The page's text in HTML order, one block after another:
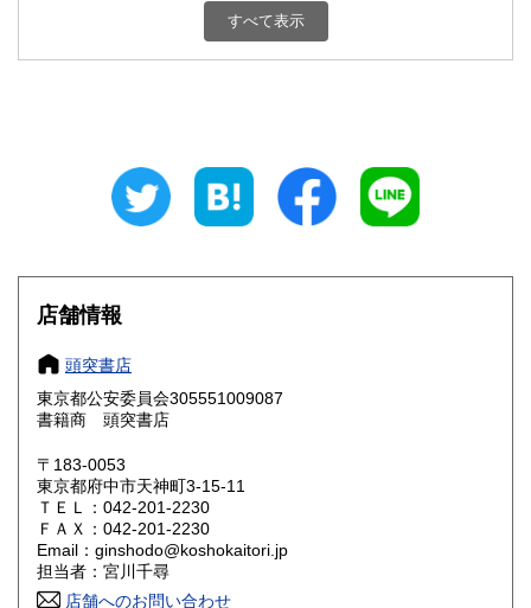
1,800円 群馬県
埼玉県 千葉県
1,800円 富山県
1,800円 福井県
1,800円 1,800円
岐阜県
愛知県
滋賀県
大阪府 1,800円
奈良県 1,800円
鳥取県
すべて表示
店舗情報
頭突書店
東京都公安委員会305551009087
書籍商 頭突書店
〒183-0053
東京都府中市天神町3-15-11
ＴＥＬ：042-201-2230
ＦＡＸ：042-201-2230
Email：ginshodo@koshokaitori.jp
担当者：宮川千尋
店舗へのお問い合わせ